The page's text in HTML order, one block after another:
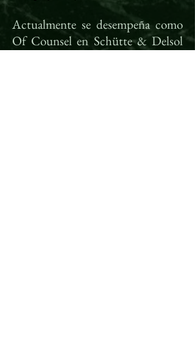
Actualmente se desempeña como
Of Counsel en Schütte & Delsol